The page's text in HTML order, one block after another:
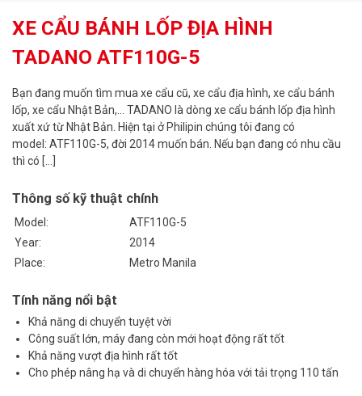
XE CẨU BÁNH LỐP ĐỊA HÌNH
TADANO ATF110G-5
Bạn đang muốn tìm mua xe cẩu cũ, xe cẩu địa hình, xe cẩu bánh
lốp, xe cẩu Nhật Bản,… TADANO là dòng xe cẩu bánh lốp địa hình
xuất xứ từ Nhật Bản. Hiện tại ở Philipin chúng tôi đang có
model: ATF110G-5, đời 2014 muốn bán. Nếu bạn đang có nhu cầu
thì có […]
Thông số kỹ thuật chính
Model:
ATF110G-5
Year:
2014
Place:
Metro Manila
Tính năng nổi bật
Khả năng di chuyển tuyệt vời
Công suất lớn, máy đang còn mới hoạt động rất tốt
Khả năng vượt địa hình rất tốt
Cho phép nâng hạ và di chuyển hàng hóa với tải trọng 110 tấn